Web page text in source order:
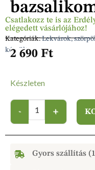
Csatlakozz te is az
elégedett vásárlójához!
Kategóriák:Lekvárok,
készült
2 690 Ft
Készleten
Gyors szállítás